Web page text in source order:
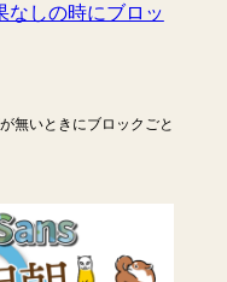
しの時にブロッ
無いときにブロックごと